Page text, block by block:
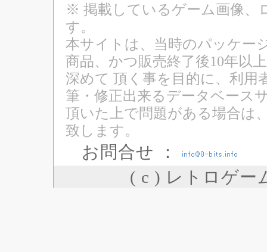
※ 掲載しているゲーム画像、
す。
本サイトは、当時のパッケー
商品、かつ販売終了後10年以
深めて 頂く事を目的に、利用
筆・修正出来るデータベース
頂いた上で問題がある場合は
致します。
お問合せ ：
( c ) レトロゲー